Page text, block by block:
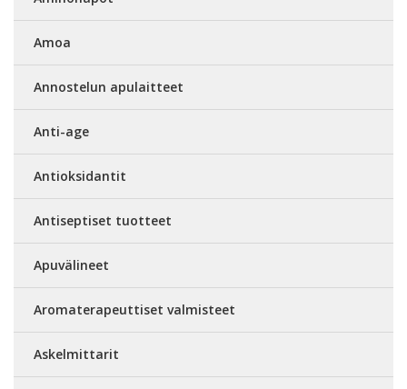
Amoa
Annostelun apulaitteet
Anti-age
Antioksidantit
Antiseptiset tuotteet
Apuvälineet
Aromaterapeuttiset valmisteet
Askelmittarit